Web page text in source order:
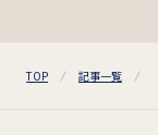
TOP 記事一覧